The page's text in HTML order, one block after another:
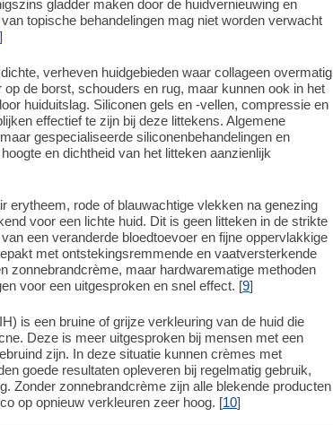
gladder maken door de huidvernieuwing en
topische behandelingen mag niet worden verwacht
]
verheven huidgebieden waar collageen overmatig
de borst, schouders en rug, maar kunnen ook in het
huiduitslag. Siliconen gels en -vellen, compressie en
effectief te zijn bij deze littekens. Algemene
gespecialiseerde siliconenbehandelingen en
en dichtheid van het litteken aanzienlijk
erytheem, rode of blauwachtige vlekken na genezing
voor een lichte huid. Dit is geen litteken in de strikte
een veranderde bloedtoevoer en fijne oppervlakkige
met ontstekingsremmende en vaatversterkende
zonnebrandcrème, maar hardwarematige methoden
voor een uitgesproken en snel effect. [9]
is een bruine of grijze verkleuring van de huid die
Deze is meer uitgesproken bij mensen met een
zijn. In deze situatie kunnen crèmes met
goede resultaten opleveren bij regelmatig gebruik,
Zonder zonnebrandcrème zijn alle blekende producten
op opnieuw verkleuren zeer hoog. [10]